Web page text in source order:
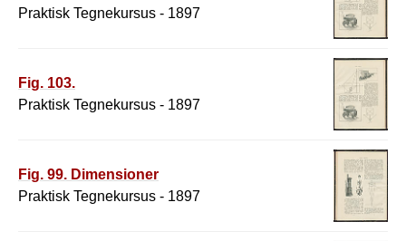
Praktisk Tegnekursus - 1897
Fig. 103.
Praktisk Tegnekursus - 1897
Fig. 99. Dimensioner
Praktisk Tegnekursus - 1897